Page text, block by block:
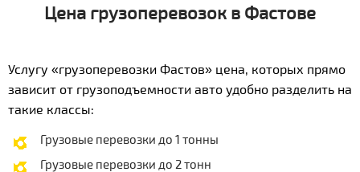
Цена грузоперевозок в Фастове
Услугу «грузоперевозки Фастов» цена, которых прямо
зависит от грузоподъемности авто удобно разделить на
такие классы:
Грузовые перевозки до 1 тонны
Грузовые перевозки до 2 тонн